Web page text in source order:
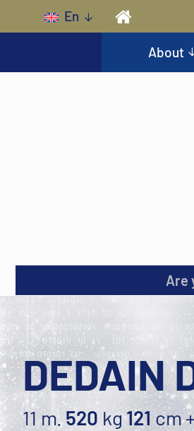
Skip to main content
En
About
Are
DEDAIN
11 m.520 kg 121 cm